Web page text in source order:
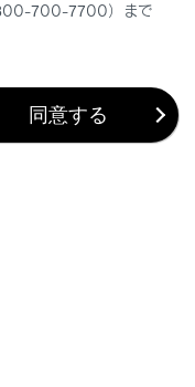
あとで読む
700-7700）まで
同意する